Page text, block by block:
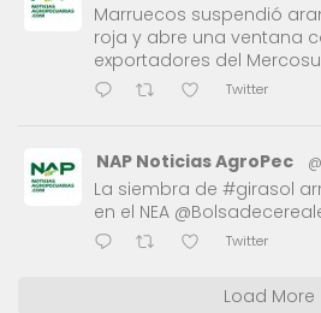
Marruecos suspendió
roja y abre una ventana
exportadores del
Twitter
NAP Noticias AgroPec
La siembra de #girasol
en el NEA
Twitter
Load More